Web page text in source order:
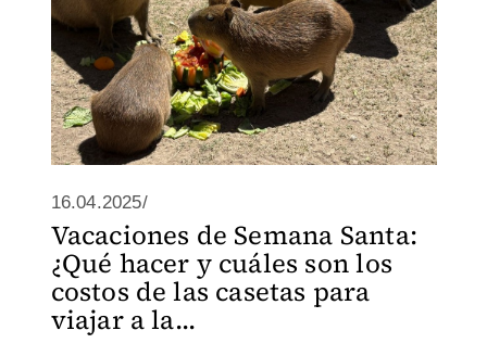
16.04.2025/
Vacaciones de Semana Santa:
¿Qué hacer y cuáles son los
costos de las casetas para
viajar a la...